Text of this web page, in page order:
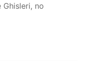
no